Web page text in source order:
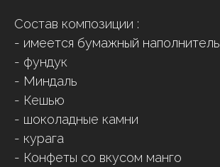
Состав композиции :
- имеется бумажный наполнитель
- фундук
- Миндаль
- Кешью
- шоколадные камни
- курага
- Конфеты со вкусом манго